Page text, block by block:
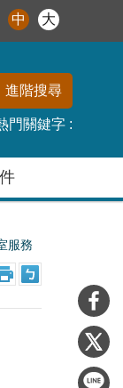
中 大
進階搜尋
門關鍵字
服務